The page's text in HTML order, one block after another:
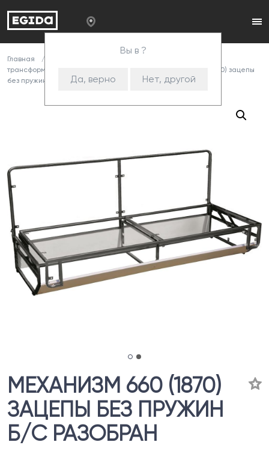
Вы в ?
Да, верно Нет, другой
Главная
трансформации
Механизм 660 (1870) зацепы
без пружин Б/С разобран
МЕХАНИЗМ 660 (1870)
ЗАЦЕПЫ БЕЗ ПРУЖИН
Б/С РАЗОБРАН